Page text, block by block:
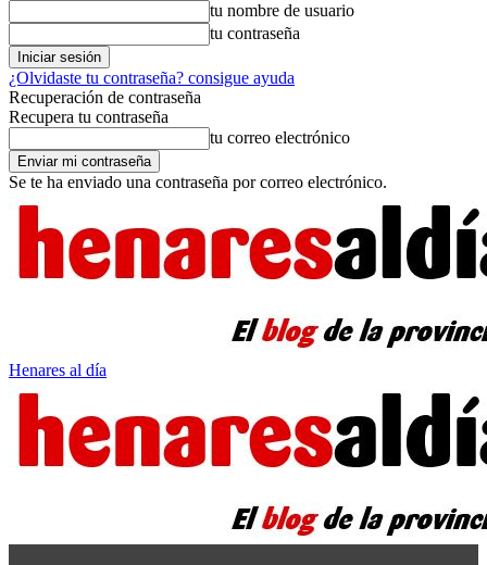
tu nombre de usuario
tu contraseña
¿Olvidaste tu contraseña? consigue ayuda
Recuperación de contraseña
Recupera tu contraseña
tu correo electrónico
Se te ha enviado una contraseña por correo electrónico.
Henares al día